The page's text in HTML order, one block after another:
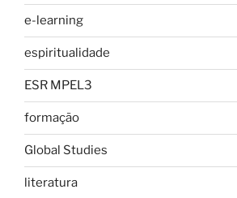
e-learning
espiritualidade
ESR MPEL3
formação
Global Studies
literatura